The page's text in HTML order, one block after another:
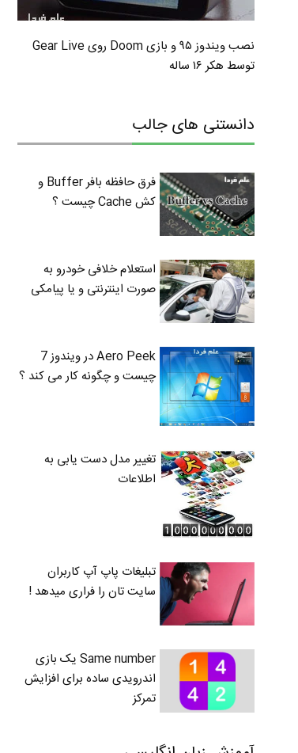
نصب ویندوز ۹۵ و بازی Doom روی Gear Live
توسط هکر ۱۶ ساله
دانستنی های جالب
فرق حافظه بافر Buffer و
کش Cache چیست ؟
استعلام خلافی خودرو به
صورت اینترنتی و یا پیامکی
Aero Peek در ویندوز 7
چیست و چگونه کار می کند ؟
تغییر مدل دست یابی به
اطلاعات
تبلیغات پاپ آپ کاربران
سایت تان را فراری میدهد !
Same number یک بازی
اندرویدی ساده برای افزایش
تمرکز